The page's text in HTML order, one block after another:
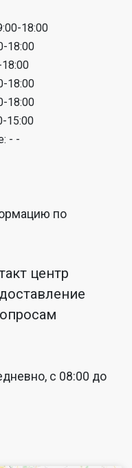
18:00
18:00
18:00
18:00
15:00
- -
по
центр
с 08:00 до